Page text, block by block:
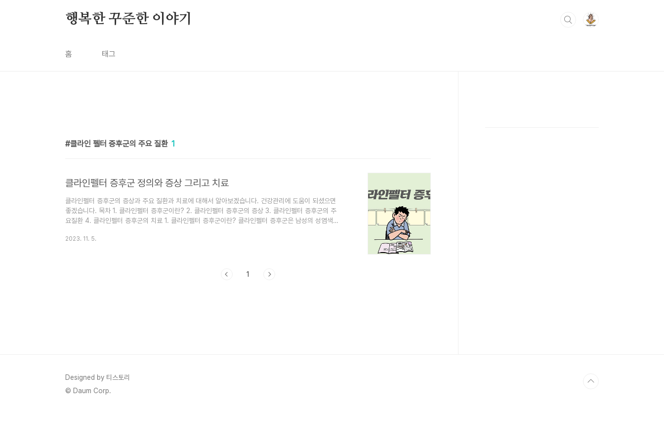
행복한 꾸준한 이야기
홈 태그
클라인 펠터 증후군의 주요 질환 1
클라인펠터 증후군 정의와 증상 그리고 치료
클라인펠터 증후군의 증상과 주요 질환과 치료에 대해서 알아보겠습니다. 건강관리에 도움이 되셨으면
좋겠습니다. 목차 1. 클라인펠터 증후군이란? 2. 클라인펠터 증후군의 증상 3. 클라인펠터 증후군의 주
요질환 4. 클라인펠터 증후군의 치료 1. 클라인펠터 증후군이란? 클라인펠터 증후군은 남성의 성염색체
라인펠터 증후군을 가진 사람들은 XXY와 같이 하나 또는 그 이상의 X 염색체를 추가로 가지게 됩니다.
2023. 11. 5.
1
Designed by 티스토리
© Daum Corp.